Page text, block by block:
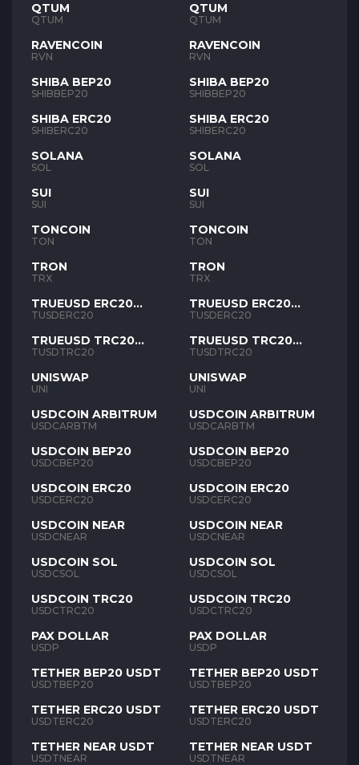
QTUM
QTUM
RAVENCOIN
RVN
SHIBA BEP20
SHIBBEP20
SHIBA ERC20
SHIBERC20
SOLANA
SOL
SUI
SUI
TONCOIN
TON
TRON
TRX
TRUEUSD ERC20
TUSD
TUSDERC20
TRUEUSD TRC20
TUSD
TUSDTRC20
UNISWAP
UNI
USDCOIN ARBITRUM
USDCARBTM
USDCOIN BEP20
USDCBEP20
USDCOIN ERC20
USDCERC20
USDCOIN NEAR
USDCNEAR
USDCOIN SOL
USDCSOL
USDCOIN TRC20
USDCTRC20
PAX DOLLAR
USDP
TETHER BEP20 USDT
USDTBEP20
TETHER ERC20 USDT
USDTERC20
TETHER NEAR USDT
USDTNEAR
QTUM
QTUM
RAVENCOIN
RVN
SHIBA BEP20
SHIBBEP20
SHIBA ERC20
SHIBERC20
SOLANA
SOL
SUI
SUI
TONCOIN
TON
TRON
TRX
TRUEUSD ERC20
TUSD
TUSDERC20
TRUEUSD TRC20
TUSD
TUSDTRC20
UNISWAP
UNI
USDCOIN ARBITRUM
USDCARBTM
USDCOIN BEP20
USDCBEP20
USDCOIN ERC20
USDCERC20
USDCOIN NEAR
USDCNEAR
USDCOIN SOL
USDCSOL
USDCOIN TRC20
USDCTRC20
PAX DOLLAR
USDP
TETHER BEP20 USDT
USDTBEP20
TETHER ERC20 USDT
USDTERC20
TETHER NEAR USDT
USDTNEAR